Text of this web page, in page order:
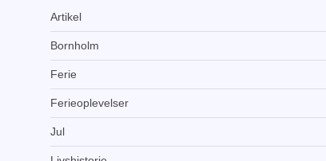
Artikel
Bornholm
Ferie
Ferieoplevelser
Jul